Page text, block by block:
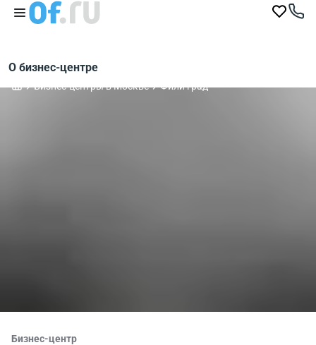
О бизнес-центре
Бизнес-центры в Москве Фили град
Бизнес-центр